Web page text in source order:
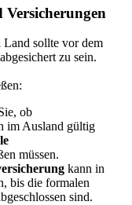
Versicherungen
Land sollte vor dem
zu sein.
ob
im Ausland gültig
müssen.
kann in
bis die formalen
sind.